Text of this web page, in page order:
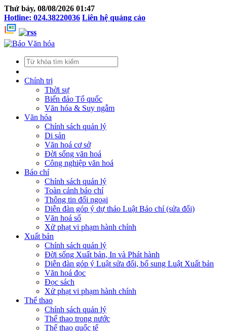
Thứ bảy, 08/08/2026 01:47
Hotline: 024.38220036 Liên hệ quảng cáo
Chính trị
Thời sự
Biển đảo Tổ quốc
Văn hóa & Suy ngẫm
Văn hóa
Chính sách quản lý
Di sản
Văn hoá cơ sở
Đời sống văn hoá
Công nghiệp văn hoá
Báo chí
Chính sách quản lý
Toàn cảnh báo chí
Thông tin đối ngoại
Diễn đàn góp ý dự thảo Luật Báo chí (sửa đổi)
Văn hoá số
Xử phạt vi phạm hành chính
Xuất bản
Chính sách quản lý
Đời sống Xuất bản, In và Phát hành
Diễn đàn góp ý Luật sửa đổi, bổ sung Luật Xuất bản
Văn hoá đọc
Đọc sách
Xử phạt vi phạm hành chính
Thể thao
Chính sách quản lý
Thể thao trong nước
Thể thao quốc tế